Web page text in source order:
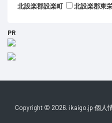
北設楽郡設楽町
北設楽郡東
PR
Copyright © 2026. ikaigo.jp 個人